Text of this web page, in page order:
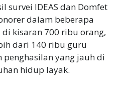
survei IDEAS dan Domfet
dalam beberapa
kisaran 700 ribu orang,
dari 140 ribu guru
yang jauh di
hidup layak.